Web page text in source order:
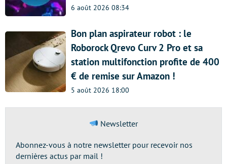
6 août 2026 08:34
Bon plan aspirateur robot : le
Roborock Qrevo Curv 2 Pro et sa
station multifonction profite de 400
€ de remise sur Amazon !
5 août 2026 18:00
Newsletter
Abonnez-vous à notre newsletter pour recevoir nos
dernières actus par mail !